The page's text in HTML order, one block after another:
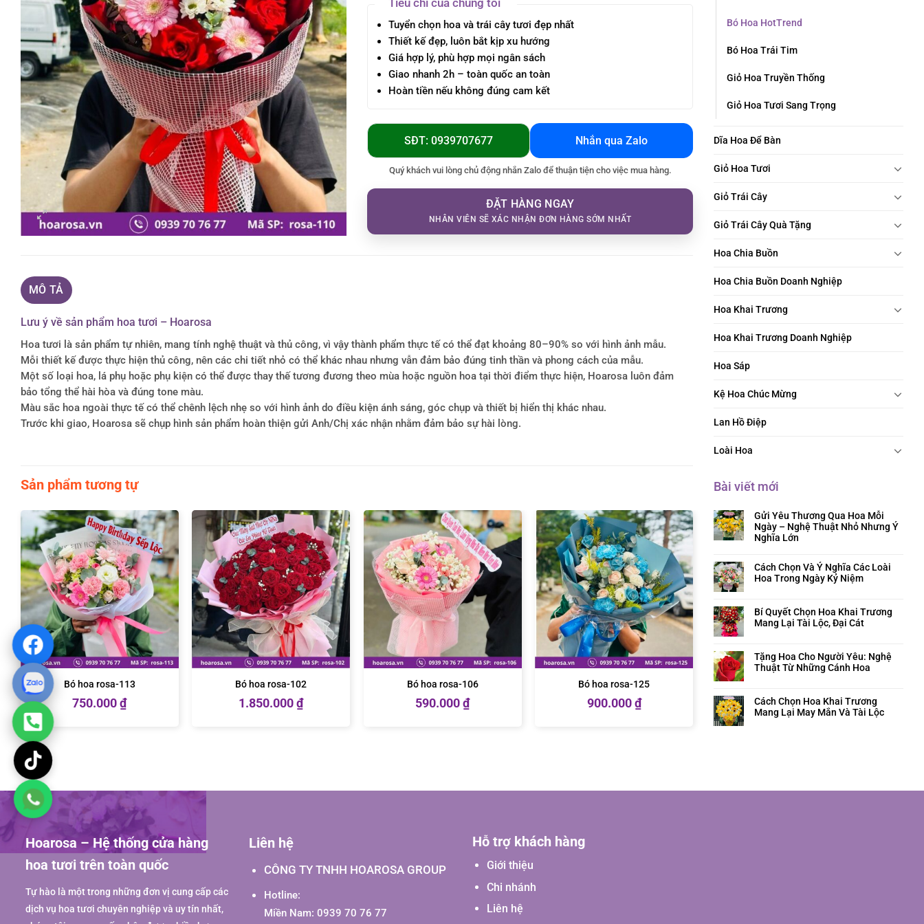
Bó Hoa HotTrend
Bó Hoa Trái Tim
Giỏ Hoa Truyền Thống
Giỏ Hoa Tươi Sang Trọng
Dĩa Hoa Để Bàn
Giỏ Hoa Tươi
Giỏ Trái Cây
Giỏ Trái Cây Quà Tặng
Hoa Chia Buồn
Hoa Chia Buồn Doanh Nghiệp
Hoa Khai Trương
Hoa Khai Trương Doanh Nghiệp
Hoa Sáp
Kệ Hoa Chúc Mừng
Lan Hồ Điệp
Loài Hoa
Bài viết mới
Gửi Yêu Thương Qua Hoa Mỗi
Ngày – Nghệ Thuật Nhỏ Nhưng Ý
Nghĩa Lớn
Cách Chọn Và Ý Nghĩa Các Loài
Hoa Trong Ngày Kỷ Niệm
Bí Quyết Chọn Hoa Khai Trương
Mang Lại Tài Lộc, Đại Cát
Tặng Hoa Cho Người Yêu: Nghệ
Thuật Từ Những Cánh Hoa
Cách Chọn Hoa Khai Trương
Mang Lại May Mắn Và Tài Lộc
Tuyển chọn hoa và trái cây tươi đẹp nhất
Thiết kế đẹp, luôn bắt kịp xu hướng
Giá hợp lý, phù hợp mọi ngân sách
Giao nhanh 2h – toàn quốc an toàn
Hoàn tiền nếu không đúng cam kết
SĐT: 0939707677 Nhắn qua Zalo
Quý khách vui lòng chủ động nhắn Zalo để thuận tiện cho việc mua hàng.
ĐẶT HÀNG NGAY
NHÂN VIÊN SẼ XÁC NHẬN ĐƠN HÀNG SỚM NHẤT
MÔ TẢ
Lưu ý về sản phẩm hoa tươi – Hoarosa
Hoa tươi là sản phẩm tự nhiên, mang tính nghệ thuật và thủ công, vì vậy thành phẩm thực tế có thể đạt khoảng 80–90% so với hình ảnh mẫu.
Mỗi thiết kế được thực hiện thủ công, nên các chi tiết nhỏ có thể khác nhau nhưng vẫn đảm bảo đúng tinh thần và phong cách của mẫu.
Một số loại hoa, lá phụ hoặc phụ kiện có thể được thay thế tương đương theo mùa hoặc nguồn hoa tại thời điểm thực hiện, Hoarosa luôn đảm
bảo tổng thể hài hòa và đúng tone màu.
Màu sắc hoa ngoài thực tế có thể chênh lệch nhẹ so với hình ảnh do điều kiện ánh sáng, góc chụp và thiết bị hiển thị khác nhau.
Trước khi giao, Hoarosa sẽ chụp hình sản phẩm hoàn thiện gửi Anh/Chị xác nhận nhằm đảm bảo sự hài lòng.
Sản phẩm tương tự
Bó hoa rosa-113
750.000₫
Bó hoa rosa-102
1.850.000₫
Bó hoa rosa-106
590.000₫
Bó hoa rosa-125
900.000₫
Hoarosa – Hệ thống cửa hàng
hoa tươi trên toàn quốc
Tự hào là một trong những đơn vị cung cấp các
dịch vụ hoa tươi chuyên nghiệp và uy tín nhất,
Liên hệ
CÔNG TY TNHH HOAROSA GROUP
Hotline:
Miền Nam: 0939 70 76 77
Hỗ trợ khách hàng
Giới thiệu
Chi nhánh
Liên hệ